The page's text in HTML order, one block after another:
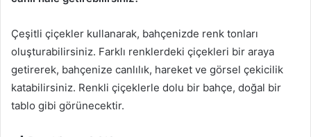
Çeşitli çiçekler kullanarak, bahçenizde renk tonları
oluşturabilirsiniz. Farklı renklerdeki çiçekleri bir araya
getirerek, bahçenize canlılık, hareket ve görsel çekicilik
katabilirsiniz. Renkli çiçeklerle dolu bir bahçe, doğal bir
tablo gibi görünecektir.